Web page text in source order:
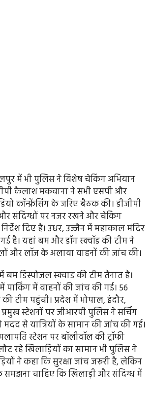
में भी पुलिस ने विशेष चेकिंग अभियान
कैलाश मकवाना ने सभी एसपी और
कॉन्फ्रेंसिंग के जरिए बैठक की। डीजीपी
संदिग्धों पर नजर रखने और चेकिंग
दिए हैं। उधर, उज्जैन में महाकाल मंदिर
है। यहां बम और डॉग स्क्वॉड की टीम ने
और लॉज के अलावा वाहनों की जांच की।
बम डिस्पोजल स्क्वाड की टीम तैनात है।
पार्किंग में वाहनों की जांच की गई। 56
टीम पहुंची। प्रदेश में भोपाल, इंदौर,
स्टेशनों पर जीआरपी पुलिस ने सर्चिंग
मदद से यात्रियों के सामान की जांच की गई।
स्टेशन पर बॉलीवॉल की ट्रॉफी
रहे खिलाड़ियों का सामान भी पुलिस ने
ने कहा कि सुरक्षा जांच जरूरी है, लेकिन
चाहिए कि खिलाड़ी और संदिग्ध में